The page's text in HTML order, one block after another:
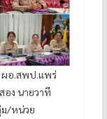
ผอ.สพป.แพร่
ง นายวาที
ม/หน่วย